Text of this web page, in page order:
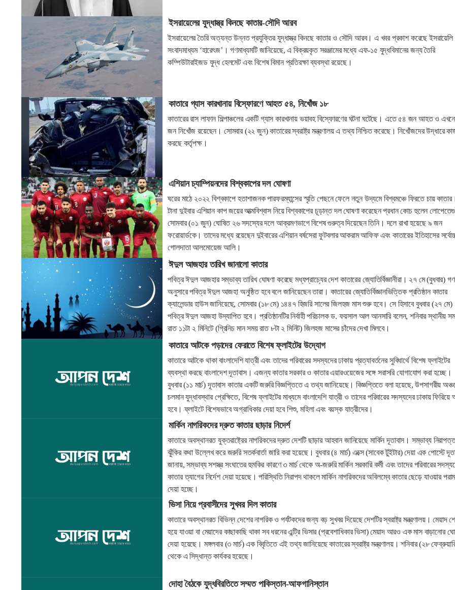
ইসরায়েলের যুদ্ধাস্ত্র কিনছে কাতার-সৌদি আরব
ইসরায়েলের তৈরি অত্যন্ত উন্নত প্রযুক্তির যুদ্ধাস্ত্র কিনছে কাতার ও সৌদি আরব। এ খবর প্রকাশ করেছে ইসরায়েলি
সংবাদমাধ্যম ‘হারেৎজ’। গণমাধ্যমটি জানিয়েছে, এ বিক্রয়কৃত সরঞ্জামের মধ্যে এফ-১৫ যুদ্ধবিমানের জন্য তৈরি
কম্পিউটারাইজড যুদ্ধ হেলমেট এবং বিশেষ বিমান প্রতিরক্ষা ব্যবস্থা রয়েছে।
কাতারে গ্যাস কারখানায় বিস্ফোরণে আহত ৫৪, নিখোঁজ ১৮
কাতারের রাস লাফান শিল্পাঞ্চলের একটি গ্যাস কারখানায় ভয়াবহ বিস্ফোরণের ঘটনা ঘটেছে। এতে ৫৪ জন আহত ও
জন নিখোঁজ রয়েছেন। সোমবার (২২ জুন) কাতারের স্বরাষ্ট্র মন্ত্রণালয় এ তথ্য নিশ্চিত করেছে। নিখোঁজদের উদ্ধারে
করছে কর্তৃপক্ষ।
এশিয়ান চ্যাম্পিয়নদের বিশ্বকাপের দল ঘোষণা
ঘরের মাঠে ২০২২ বিশ্বকাপে হতাশাজনক পারফরম্যান্সের স্মৃতি পেছনে ফেলে নতুন উদ্যমে বিশ্বমঞ্চে ফিরতে চায় কাতার।
টানা দুইবার এশিয়ান কাপ জয়ের আত্মবিশ্বাস নিয়ে বিশ্বকাপের চূড়ান্ত দল ঘোষণা করেছেন প্রধান কোচ হুলেন
সোমবার (০১ জুন) ঘোষিত ২৬ সদস্যের দলে আক্রমণভাগে বিশেষ গুরুত্ব দিয়েছেন তিনি। দলে রাখা হয়েছে ৯ জন
ফরোয়ার্ডকে। তাদের মধ্যে রয়েছেন দুইবারের এশিয়ান বর্ষসেরা ফুটবলার আকরাম আফিফ এবং কাতারের ইতিহাসের
গোলদাতা আলমোয়েজ আলি।
ঈদুল আজহার তারিখ জানালো কাতার
পবিত্র ঈদুল আজহার সম্ভাব্য তারিখ ঘোষণা করেছে মধ্যপ্রাচ্যের দেশ কাতারের জ্যোতির্বিজ্ঞানীরা। ২৭ মে (বুধবার)
অনুসারে পবিত্র ঈদুল আজহা অনুষ্ঠিত হবে বলে জানিয়েছেন তারা। কাতারের জ্যোতির্বিজ্ঞানভিত্তিক প্রতিষ্ঠান কাতার
ক্যালেন্ডার হাউস জানিয়েছে, সোমবার (১৮ মে) ১৪৪৭ হিজরি সালের জিলহজ মাস শুরু হবে। সে হিসাবে বুধবার (২৭ মে)
পবিত্র ঈদুল আজহা উদ্‌যাপিত হবে। প্রতিষ্ঠানটির নির্বাহী পরিচালক ড. ফয়সাল আল আনসারি বলেন, শনিবার স্থানীয়
রাত ১১টা ২ মিনিটে (গ্রিনিচ মান সময় রাত ৮টা ২ মিনিট) জিলহজ মাসের চাঁদের দেখা মিলবে।
কাতারে আটকে পড়াদের ফেরাতে বিশেষ ফ্লাইটের উদ্যোগ
কাতারে আটকে থাকা বাংলাদেশি যাত্রী এবং তাদের পরিবারের সদস্যদের ঢাকায় প্রত্যাবর্তনের সুবিধার্থে বিশেষ ফ্লাইটের
ব্যবস্থা করছে বাংলাদেশ দূতাবাস। এজন্য কাতার সরকার ও কাতার এয়ারওয়েজের সঙ্গে সরাসরি যোগাযোগ করা হচ্ছে।
বুধবার (১১ মার্চ) দূতাবাস কাতার একটি জরুরি বিজ্ঞপ্তিতে এ তথ্য জানিয়েছে। বিজ্ঞপ্তিতে বলা হয়েছে, উপসাগরীয়
চলমান যুদ্ধাবস্থার প্রেক্ষিতে, বিশেষ ফ্লাইটের মাধ্যমে বাংলাদেশি যাত্রী ও তাদের পরিবারের সদস্যদের ঢাকায় ফিরিয়ে
হবে। ফ্লাইটে বিশেষভাবে অগ্রাধিকার দেয়া হবে শিশু, মহিলা এবং বয়স্ক যাত্রীদের।
মার্কিন নাগরিকদের দ্রুত কাতার ছাড়ার নিদের্শ
কাতারে অবস্থানরত যুক্তরাষ্ট্রের নাগরিকদের দ্রুত দেশটি ছাড়ার আহবান জানিয়েছে মার্কিন দূতাবাস। সম্ভাব্য
ঝুঁকির কথা উল্লেখ করে জরুরি সতর্কবার্তা জারি করা হয়েছে। বুধবার (৪ মার্চ) এক্সে (সাবেক টুইটার) দেয়া এক পোস্টে
জানায়, সম্ভাব্য সশস্ত্র সংঘাতের হুমকির কারণে ৩ মার্চ থেকে অ-জরুরি মার্কিন সরকারি কর্মী এবং তাদের পরিবারের
কাতার ত্যাগের নির্দেশ দেয়া হয়েছে। পরিস্থিতি নিরাপদ থাকলে মার্কিন নাগরিকদের অবিলম্বে কাতার ছেড়ে যাওয়ার
দেয়া হচ্ছে।
ভিসা নিয়ে প্রবাসীদের সুখবর দিল কাতার
কাতারে অবস্থানরত বিভিন্ন দেশের নাগরিক ও পর্যটকদের জন্য বড় সুখবর দিয়েছে দেশটির স্বরাষ্ট্র মন্ত্রণালয়। মেয়াদ
হয়ে যাওয়া বা মেয়াদের কাছাকাছি থাকা সব ধরনের এন্ট্রি ভিসার (প্রবেশাধিকার ভিসা) মেয়াদ আরও এক মাস বাড়ানোর
দেয়া হয়েছে। মঙ্গলবার (৩ মার্চ) এক বিবৃতিতে এই তথ্য জা‌নিয়েছে কাতারের স্বরাষ্ট্র মন্ত্রণালয়। শনিবার (২৮
থেকে এ সিদ্ধান্ত কার্যকর হয়েছে।
দোহা বৈঠকে যুদ্ধবিরতিতে সম্মত পাকিস্তান-আফগানিস্তান